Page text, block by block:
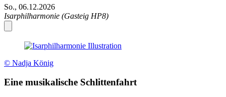
So., 06.12.2026
Isarphilharmonie (Gasteig HP8)
© Nadja König
Eine musikalische Schlittenfahrt